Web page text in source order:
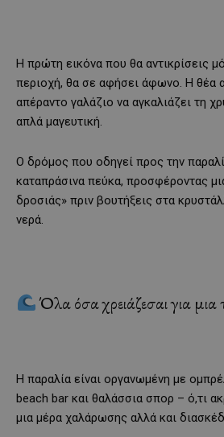
Η πρώτη εικόνα που θα αντικρίσεις
περιοχή, θα σε αφήσει άφωνο. Η θέα
απέραντο γαλάζιο να αγκαλιάζει τη
απλά μαγευτική.
Ο δρόμος που οδηγεί προς την
καταπράσινα πεύκα, προσφέροντας
δροσιάς» πριν βουτήξεις στα
νερά.
Όλα όσα χρειάζεσαι για μια
Η παραλία είναι οργανωμένη με
beach bar και θαλάσσια σπορ – ό,τι
μια μέρα χαλάρωσης αλλά και